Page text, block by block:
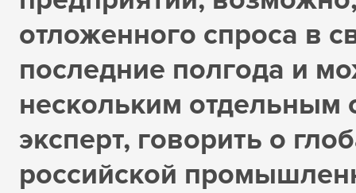
отложенного спроса в
последние полгода и
нескольким отдельным
эксперт, говорить о
российской